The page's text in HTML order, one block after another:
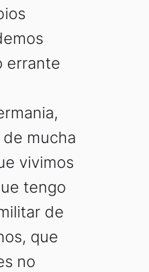
errante
mucha
vivimos
tengo
de
que
no